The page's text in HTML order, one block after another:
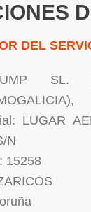
DEL
SL.
LUGAR
N
15258